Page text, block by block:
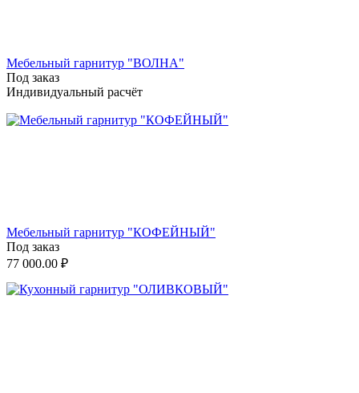
Мебельный гарнитур "ВОЛНА"
Под заказ
Индивидуальный расчёт
Мебельный гарнитур "КОФЕЙНЫЙ"
Под заказ
77 000.00 ₽